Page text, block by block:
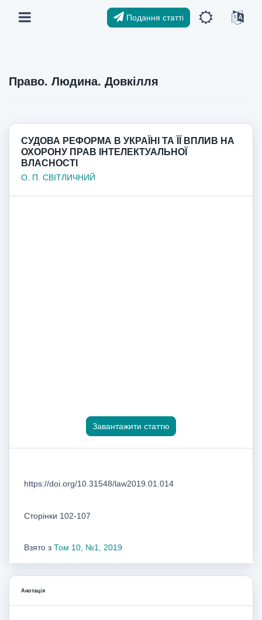
Подання статті
Право. Людина. Довкілля
СУДОВА РЕФОРМА В УКРАЇНІ ТА ЇЇ ВПЛИВ НА
ОХОРОНУ ПРАВ ІНТЕЛЕКТУАЛЬНОЇ
ВЛАСНОСТІ
О. П. СВІТЛИЧНИЙ
Завантажити статтю
https://doi.org/10.31548/law2019.01.014
Сторінки 102-107
Взято з Том 10, №1, 2019
Анотація